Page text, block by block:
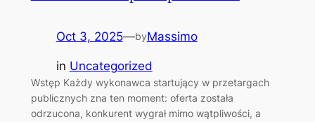
Oct 3, 2025—byMassimo
in Uncategorized
Wstęp Każdy wykonawca startujący w przetargach
publicznych zna ten moment: oferta została
odrzucona, konkurent wygrał mimo wątpliwości, a